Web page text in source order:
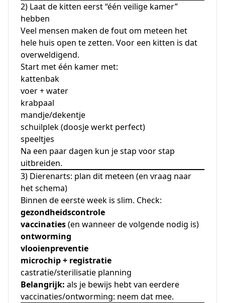
2) Laat de kitten eerst “één veilige kamer”
hebben
Veel mensen maken de fout om meteen het
hele huis open te zetten. Voor een kitten is dat
overweldigend.
Start met één kamer met:
kattenbak
voer + water
krabpaal
mandje/dekentje
schuilplek (doosje werkt perfect)
speeltjes
Na een paar dagen kun je stap voor stap
uitbreiden.
3) Dierenarts: plan dit meteen (en vraag naar
het schema)
Binnen de eerste week is slim. Check:
gezondheidscontrole
vaccinaties(en wanneer de volgende nodig is)
ontworming
vlooienpreventie
microchip + registratie
castratie/sterilisatie planning
Belangrijk: als je bewijs hebt van eerdere
vaccinaties/ontworming: neem dat mee.